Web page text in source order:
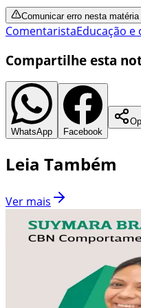
Comunicar erro nesta matéria
ComentaristaEducação
Compartilhe esta
WhatsApp Facebook
Leia Também
Ver mais